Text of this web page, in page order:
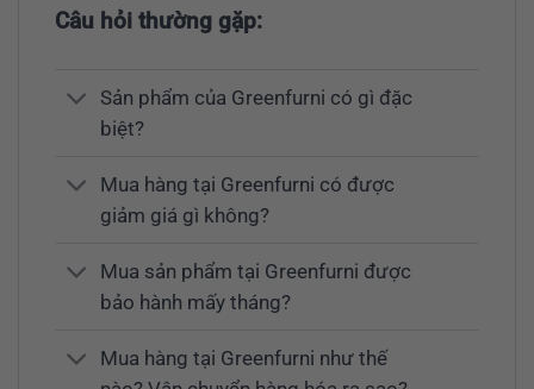
Câu hỏi thường gặp:
Sản phẩm của Greenfurni có gì đặc
biệt?
Mua hàng tại Greenfurni có được
giảm giá gì không?
Mua sản phẩm tại Greenfurni được
bảo hành mấy tháng?
Mua hàng tại Greenfurni như thế